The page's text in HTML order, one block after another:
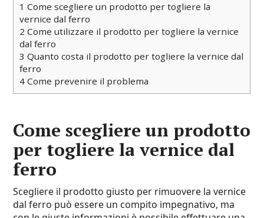
1 Come scegliere un prodotto per togliere la
vernice dal ferro
2 Come utilizzare il prodotto per togliere la vernice
dal ferro
3 Quanto costa il prodotto per togliere la vernice dal
ferro
4 Come prevenire il problema
Come scegliere un prodotto
per togliere la vernice dal
ferro
Scegliere il prodotto giusto per rimuovere la vernice
dal ferro può essere un compito impegnativo, ma